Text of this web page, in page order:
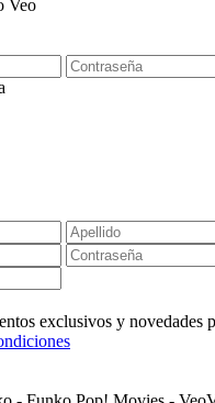
Veo
exclusivos y novedades